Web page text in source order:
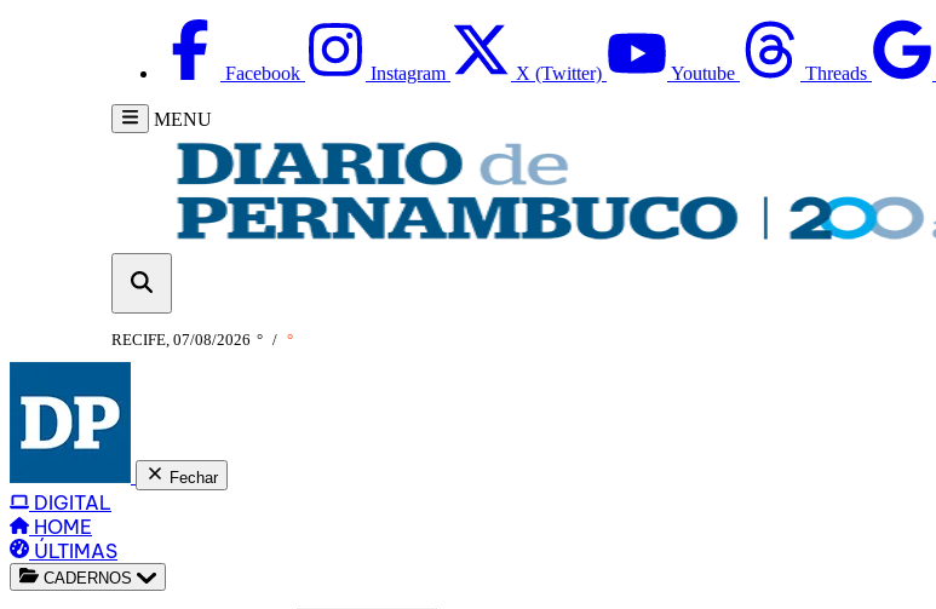
Facebook Instagram X (Twitter) Youtube Threads
MENU
RECIFE, 07/08/2026 ° / °
Fechar
DIGITAL
HOME
ÚLTIMAS
CADERNOS